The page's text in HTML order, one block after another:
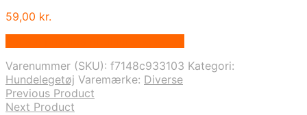
59,00 kr.
Varenummer (SKU): f7148c933103 Kategori:
Hundelegetøj Varemærke: Diverse
Previous Product
Next Product